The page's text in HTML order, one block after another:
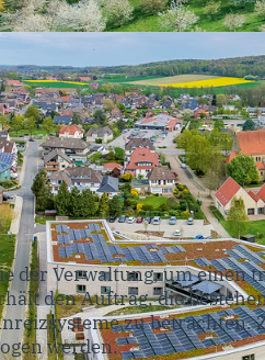
der Verwaltung, um einen
den Auftrag, die
zu
werden.